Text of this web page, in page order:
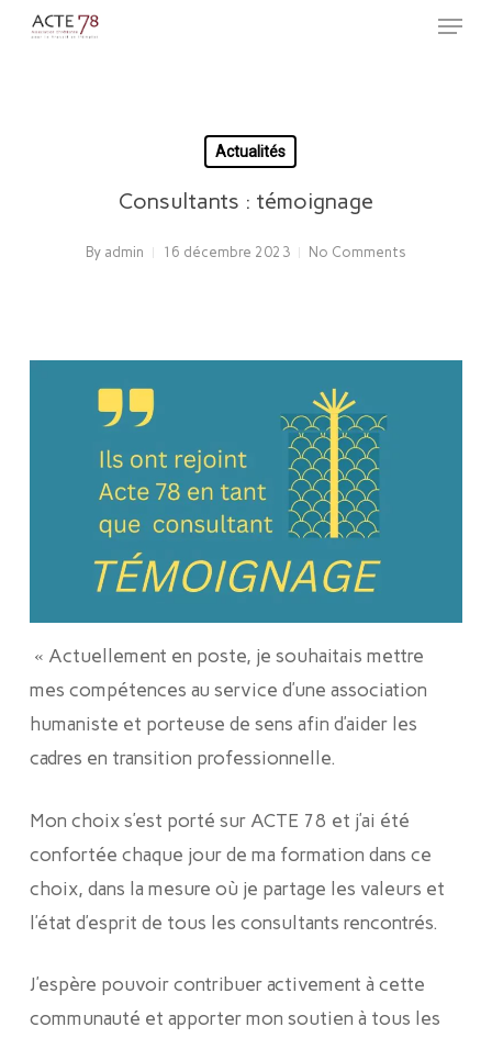
Skip
Menu
Actualités
Consultants : témoignage
By admin 16 décembre 2023 No Comments
« Actuellement en poste, je souhaitais mettre
mes compétences au service d’une association
humaniste et porteuse de sens afin d’aider les
cadres en transition professionnelle.
Mon choix s’est porté sur ACTE 78 et j’ai été
confortée chaque jour de ma formation dans ce
choix, dans la mesure où je partage les valeurs et
l’état d’esprit de tous les consultants rencontrés.
J’espère pouvoir contribuer activement à cette
communauté et apporter mon soutien à tous les